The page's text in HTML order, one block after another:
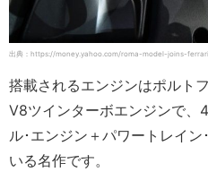
出典：https://money.yahoo.com/roma-model-joins-
搭載されるエンジンはポルト
V8ツインターボエンジンで、
ル･エンジン＋パワートレイ
いる名作です。